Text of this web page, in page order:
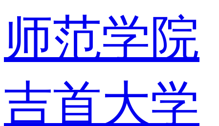
师范学院
吉首大学